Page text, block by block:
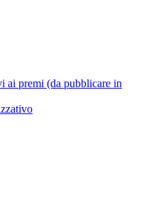
ai premi (da pubblicare in